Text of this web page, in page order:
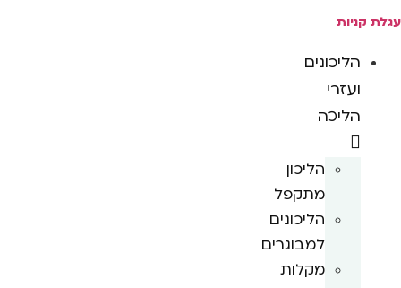
עגלת קניות
הליכונים
ועזרי
הליכה
הליכון
מתקפל
הליכונים
למבוגרים
מקלות